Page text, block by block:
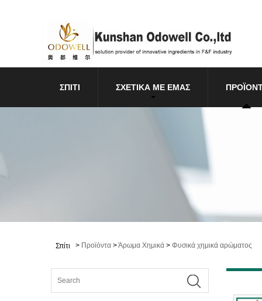
ΣΠΊΤΙ ΣΧΕΤΙΚΆ ΜΕ ΕΜΆΣ
Σπίτι > Προϊόντα >Άρωμα Χημικά > Φυσικά χημικά αρώματος